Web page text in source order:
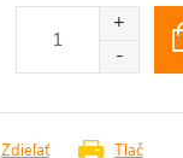
Tlač
Zdieľať